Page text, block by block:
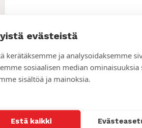
evästeistä
kerätäksemme ja analysoidaksemme
sosiaalisen median ominaisuuksia
sisältöä ja mainoksia.
Estä kaikki